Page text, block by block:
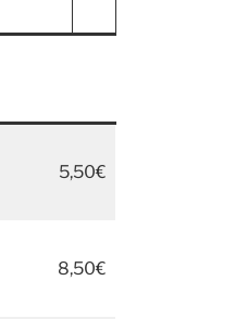
5,50€
8,50€